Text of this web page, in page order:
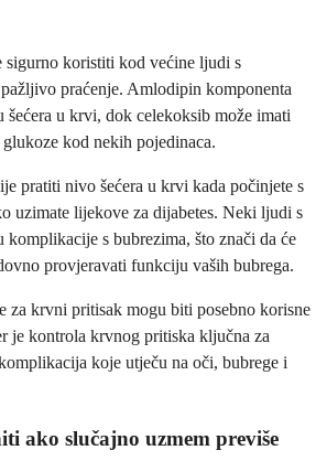
sigurno koristiti kod većine ljudi s
praćenje. Amlodipin komponenta
šećera u krvi, dok celekoksib može imati
kod nekih pojedinaca.
pratiti nivo šećera u krvi kada počinjete s
uzimate lijekove za dijabetes. Neki ljudi s
komplikacije s bubrezima, što znači da će
provjeravati funkciju vaših bubrega.
za krvni pritisak mogu biti posebno korisne
je kontrola krvnog pritiska ključna za
koje utječu na oči, bubrege i
ako slučajno uzmem previše